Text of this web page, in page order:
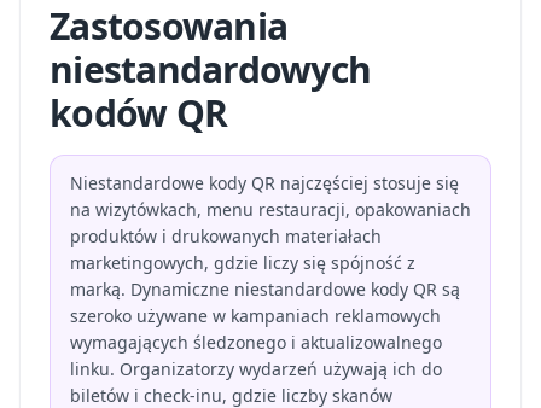
Zastosowania
niestandardowych
kodów QR
Niestandardowe kody QR najczęściej stosuje się
na wizytówkach, menu restauracji, opakowaniach
produktów i drukowanych materiałach
marketingowych, gdzie liczy się spójność z
marką. Dynamiczne niestandardowe kody QR są
szeroko używane w kampaniach reklamowych
wymagających śledzonego i aktualizowalnego
linku. Organizatorzy wydarzeń używają ich do
biletów i check-inu, gdzie liczby skanów